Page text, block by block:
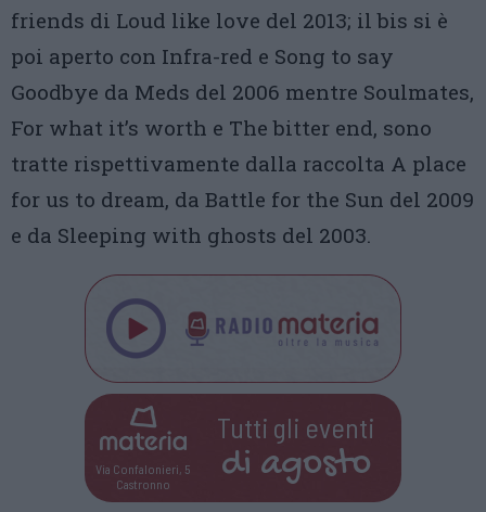
friends di Loud like love del 2013; il bis si è
poi aperto con Infra-red e Song to say
Goodbye da Meds del 2006 mentre Soulmates,
For what it’s worth e The bitter end, sono
tratte rispettivamente dalla raccolta A place
for us to dream, da Battle for the Sun del 2009
e da Sleeping with ghosts del 2003.
Via Confalonieri, 5
Castronno
Tutti gli eventi
di agosto